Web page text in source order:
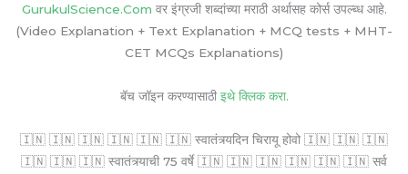
GurukulScience.Com वर इंग्रजी शब्दांच्या मराठी अर्थासह कोर्स उपल्ब्ध आहे.
(Video Explanation + Text Explanation + MCQ tests + MHT-
CET MCQs Explanations)
बॅच जॉइन करण्यासाठी इथे क्लिक करा.
🇮🇳 🇮🇳 🇮🇳 🇮🇳 🇮🇳 🇮🇳 स्वातंत्र्यदिन चिरायू होवो 🇮🇳 🇮🇳 🇮🇳
🇮🇳 🇮🇳 🇮🇳 स्वातंत्र्याची 75 वर्षे 🇮🇳 🇮🇳 🇮🇳 🇮🇳 🇮🇳 🇮🇳 सर्व